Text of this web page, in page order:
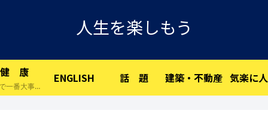
人生を楽しもう
健 康
人生で一番大事な物です。
ENGLISH 話 題 建築・不動産 気楽に